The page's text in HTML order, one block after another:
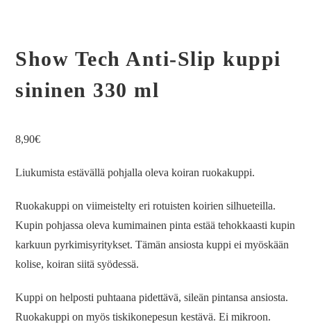
Show Tech Anti-Slip kuppi
sininen 330 ml
8,90€
Liukumista estävällä pohjalla oleva koiran ruokakuppi.
Ruokakuppi on viimeistelty eri rotuisten koirien silhueteilla.
Kupin pohjassa oleva kumimainen pinta estää tehokkaasti kupin
karkuun pyrkimisyritykset. Tämän ansiosta kuppi ei myöskään
kolise, koiran siitä syödessä.
Kuppi on helposti puhtaana pidettävä, sileän pintansa ansiosta.
Ruokakuppi on myös tiskikonepesun kestävä. Ei mikroon.